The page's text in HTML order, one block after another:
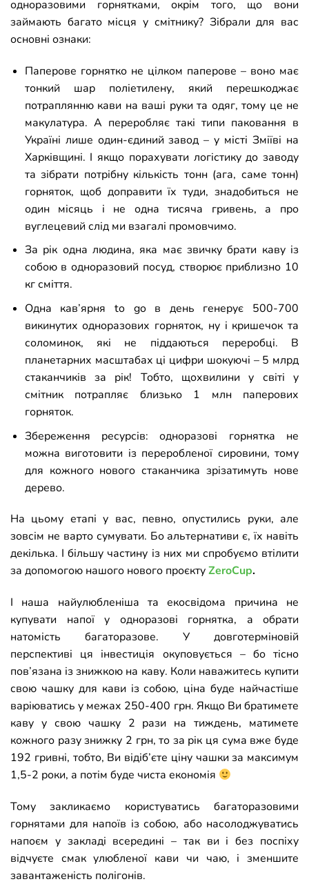
одноразовими горнятками, окрім того, що вони
займають багато місця у смітнику? Зібрали для вас
основні ознаки:
Паперове горнятко не цілком паперове –воно має
тонкий шар поліетилену, який перешкоджає
потраплянню кави на ваші руки та одяг, тому це не
макулатура. А переробляє такі типи паковання в
Україні лише один-єдиний завод– у місті Зміїві на
Харківщині. І якщо порахувати логістику до заводу
та зібрати потрібну кількість тонн (ага, саме тонн)
горняток, щоб доправити їх туди, знадобиться не
один місяць і не одна тисяча гривень, а про
вуглецевий слід ми взагалі промовчимо.
За рік одна людина, яка має звичку брати каву із
собою в одноразовий посуд, створює приблизно 10
кг сміття.
Одна кав’ярня to go в день генерує 500-700
викинутих одноразових горняток, ну і кришечок та
соломинок, які не піддаються переробці. В
планетарних масштабах ці цифри шокуючі –5 млрд
стаканчиків за рік! Тобто, щохвилини у світі у
смітник потрапляє близько 1 млн паперових
горняток.
Збереження ресурсів: одноразові горнятка не
можна виготовити із переробленої сировини, тому
для кожного нового стаканчика зрізатимуть нове
дерево.
На цьому етапі у вас, певно, опустились руки, але
зовсім не варто сумувати. Бо альтернативи є, їх навіть
декілька. І більшу частину із них ми спробуємо втілити
за допомогою нашого нового проєктуZeroCup.
І наша найулюбленіша та екосвідома причина не
купувати напої у одноразові горнятка, а обрати
натомість багаторазове. У довготерміновій
перспективі ця інвестиція окуповується –бо тісно
пов’язана із знижкою на каву. Коли наважитесь купити
свою чашку для кави із собою, ціна буде найчастіше
варіюватись у межах 250-400 грн. Якщо Ви братимете
каву у свою чашку 2 рази на тиждень, матимете
кожного разу знижку 2 грн, то за рік ця сума вже буде
192 гривні, тобто, Ви відіб’єте ціну чашки за максимум
1,5-2 роки, а потім буде чиста економія
Тому закликаємо користуватись багаторазовими
горнятами для напоїв із собою, або насолоджуватись
напоєм у закладі всередині– так ви і без поспіху
відчуєте смак улюбленої кави чи чаю, і зменшите
завантаженість полігонів.